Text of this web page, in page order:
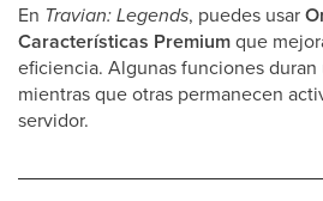
En Travian: Legends, puedes usar
Características Premiumque
eficiencia. Algunas funciones
mientras que otras permanecen
servidor.